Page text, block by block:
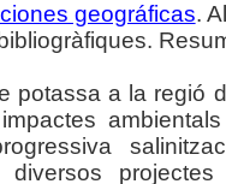
geográficas.
potassa a la regió
impactes
diversos